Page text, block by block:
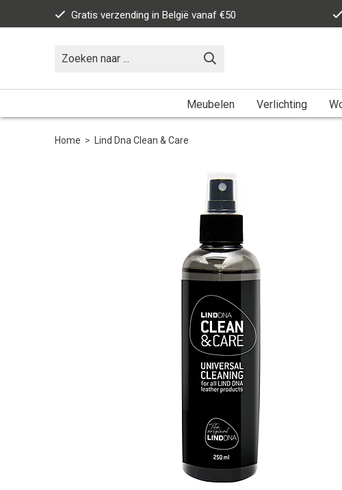
Gratis verzending in België vanaf €50
Meubelen Verlichting
Home > Lind Dna Clean & Care